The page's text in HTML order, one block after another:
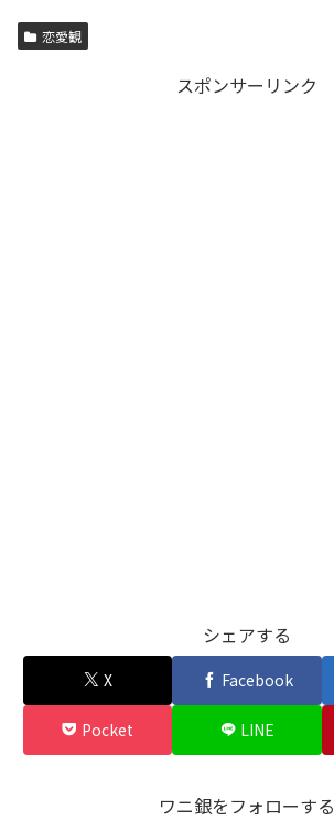
恋愛観
スポンサーリンク
シェアする
X Facebook
Pocket LINE
ワニ銀をフォローする